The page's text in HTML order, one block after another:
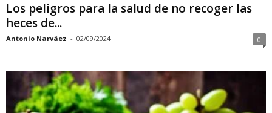
Los peligros para la salud de no recoger las
heces de...
Antonio Narváez - 02/09/2024 0